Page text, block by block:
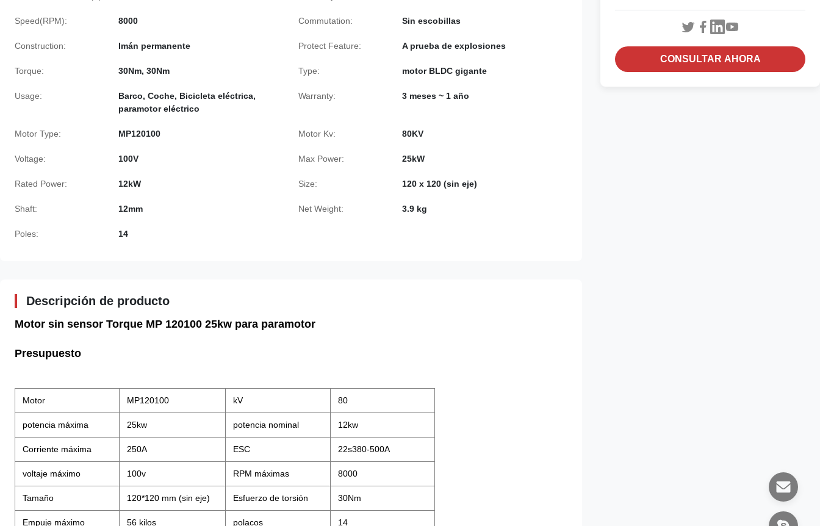
Speed(RPM): 8000 Commutation: Sin escobillas
Construction: Imán permanente Protect Feature: A prueba de explosiones
Torque: 30Nm, 30Nm Type: motor BLDC gigante
Usage:
Barco, Coche, Bicicleta eléctrica,
paramotor eléctrico
Warranty: 3 meses ~ 1 año
Motor Type: MP120100 Motor Kv: 80KV
Voltage: 100V Max Power: 25kW
Rated Power: 12kW Size: 120 x 120 (sin eje)
Shaft: 12mm Net Weight: 3.9 kg
Poles: 14
Descripción de producto
Motor sin sensor Torque MP 120100 25kw para paramotor
Presupuesto
Motor MP120100 kV 80
potencia máxima 25kw potencia nominal 12kw
Corriente máxima 250A ESC 22s380-500A
voltaje máximo 100v RPM máximas 8000
Tamaño 120*120 mm (sin eje) Esfuerzo de torsión 30Nm
Empuje máximo 56 kilos polacos 14
CONSULTAR AHORA